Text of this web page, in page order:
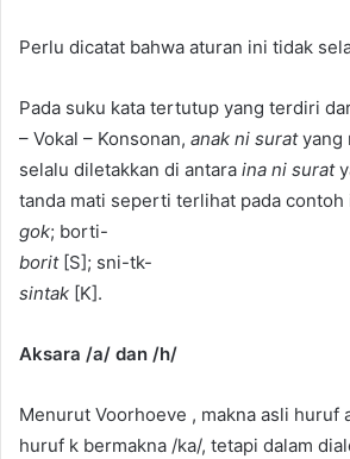
Perlu dicatat bahwa aturan ini tidak
Pada suku kata tertutup yang terdiri
– Vokal – Konsonan, anak ni suratyang
selalu diletakkan di antara ina ni surat
tanda mati seperti terlihat pada contoh
gok; borti-
borit[S]; sni-tk-
sintak [K].
Aksara /a/ dan /h/
Menurut Voorhoeve , makna asli huruf
huruf k bermakna /ka/, tetapi dalam